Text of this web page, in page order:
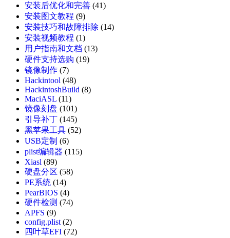
安装后优化和完善 (41)
安装图文教程 (9)
安装技巧和故障排除 (14)
安装视频教程 (1)
用户指南和文档 (13)
硬件支持选购 (19)
镜像制作 (7)
Hackintool (48)
HackintoshBuild (8)
MaciASL (11)
镜像刻盘 (101)
引导补丁 (145)
黑苹果工具 (52)
USB定制 (6)
plist编辑器 (115)
Xiasl (89)
硬盘分区 (58)
PE系统 (14)
PearBIOS (4)
硬件检测 (74)
APFS (9)
config.plist (2)
四叶草EFI (72)